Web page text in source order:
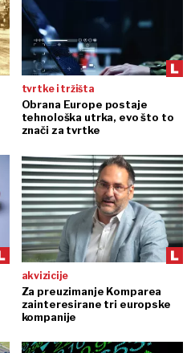
tvrtke i tržišta
Obrana Europe postaje
tehnološka utrka, evo što to
znači za tvrtke
akvizicije
Za preuzimanje Komparea
zainteresirane tri europske
kompanije